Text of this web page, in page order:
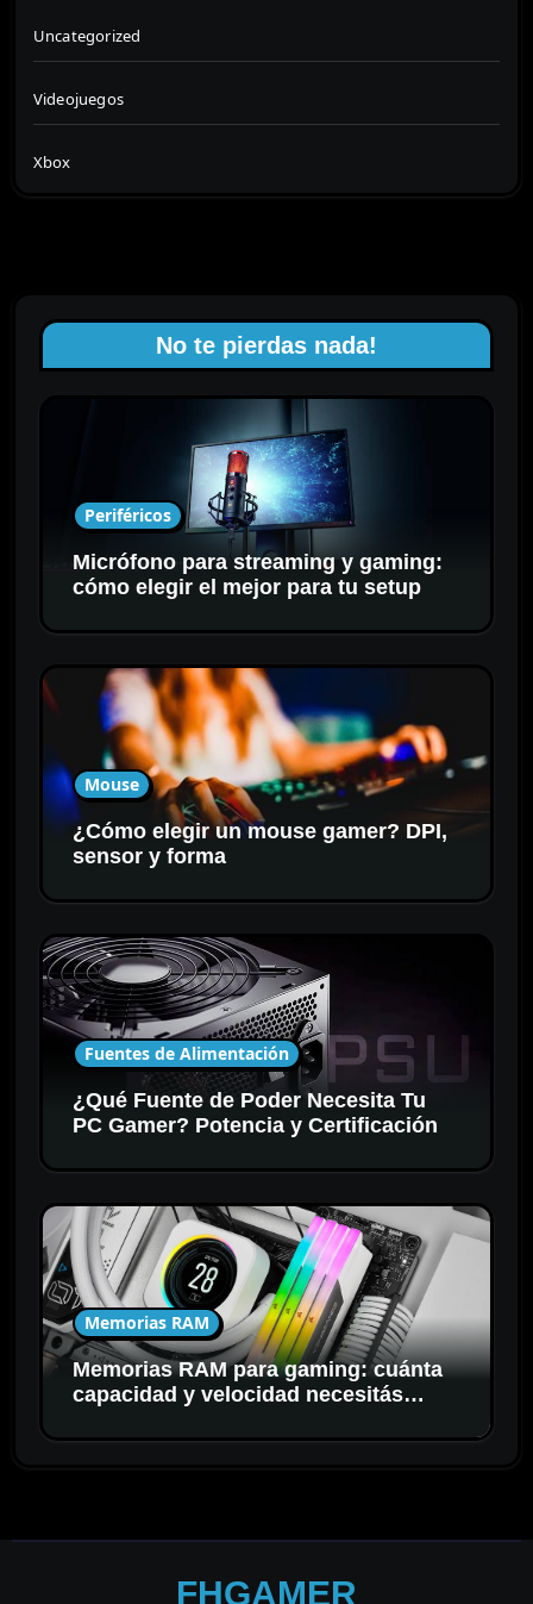
Uncategorized
Videojuegos
Xbox
No te pierdas nada!
Periféricos
Micrófono para streaming y gaming:
cómo elegir el mejor para tu setup
Mouse
¿Cómo elegir un mouse gamer? DPI,
sensor y forma
Fuentes de Alimentación
¿Qué Fuente de Poder Necesita Tu
PC Gamer? Potencia y Certificación
Memorias RAM
Memorias RAM para gaming: cuánta
capacidad y velocidad necesitás
FHGAMER